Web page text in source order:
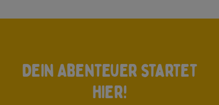
Dein Abenteuer startet
hier!